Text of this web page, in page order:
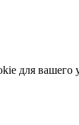
для вашего